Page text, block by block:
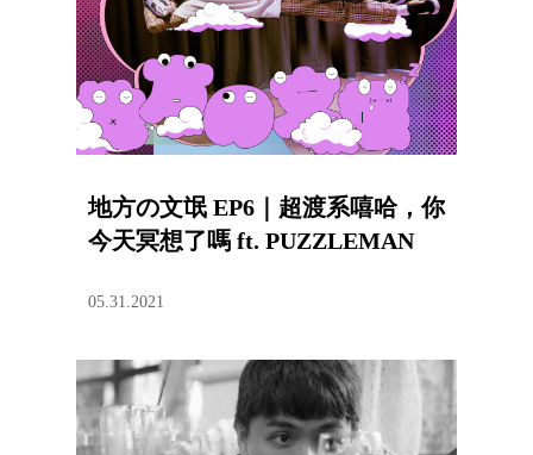
地方の文氓 EP6｜超渡系嘻哈，你
今天冥想了嗎 ft. PUZZLEMAN
05.31.2021